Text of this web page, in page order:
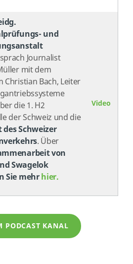
und
sprach Journalist
mit dem
Christian Bach, Leiter
die 1. H2
der Schweiz und die
Schweizer
. Über
von
Swagelok
Sie mehrhier.
Video
PODCAST KANAL